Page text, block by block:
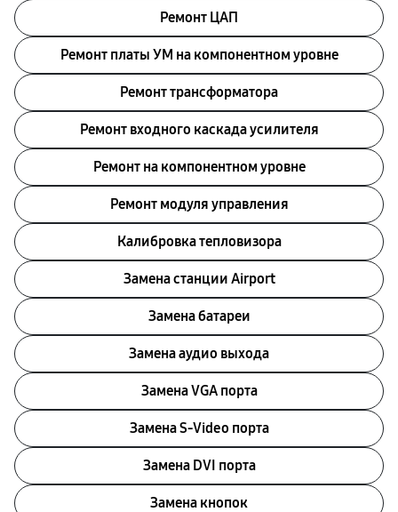
Ремонт ЦАП
Ремонт платы УМ на компонентном уровне
Ремонт трансформатора
Ремонт входного каскада усилителя
Ремонт на компонентном уровне
Ремонт модуля управления
Калибровка тепловизора
Замена станции Airport
Замена батареи
Замена аудио выхода
Замена VGA порта
Замена S-Video порта
Замена DVI порта
Замена кнопок